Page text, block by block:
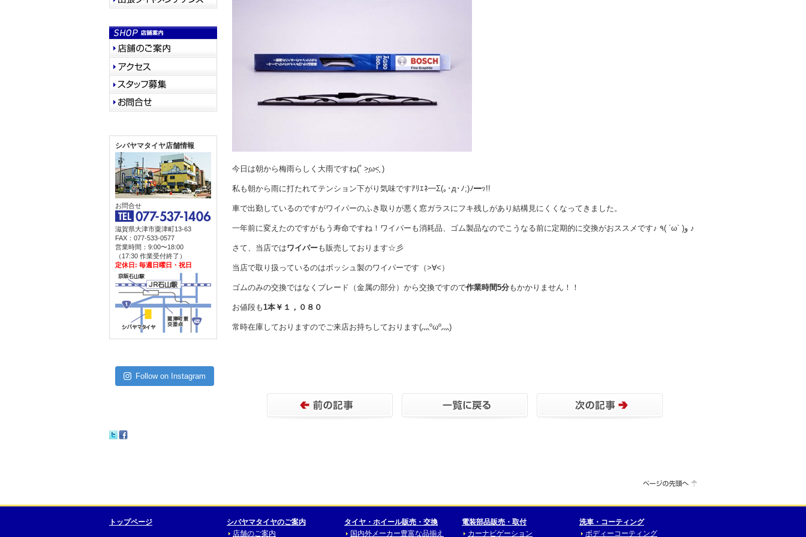
今日は朝から梅雨らしく大雨ですね(˚ ˃̣̣̥ω˂̣̣̥ )
私も朝から雨に打たれてテンション下がり気味ですｱﾘｴﾈ━Σ(｡･д･ﾉ;)ﾉ━ｯ!!
車で出勤しているのですがワイパーのふき取りが悪く窓ガラスにフキ残しがあり結構見にくくなってきました。
一年前に変えたのですがもう寿命ですね！ワイパーも消耗品、ゴム製品なのでこうなる前に定期的に交換がおススメです♪ ٩( ´ω` )و ♪
さて、当店ではワイパーも販売しております☆彡
当店で取り扱っているのはボッシュ製のワイパーです（>∀<）
ゴムのみの交換ではなくブレード（金属の部分）から交換ですので作業時間5分もかかりません！！
お値段も1本￥１，０８０
常時在庫しておりますのでご来店お持ちしております(灬ºωº灬)
シバヤマタイヤ店舗情報
お問合せ
滋賀県大津市粟津町13-63
FAX：077-533-0577
営業時間：9:00〜18:00
（17:30 作業受付終了）
定休日: 毎週日曜日・祝日
Follow on Instagram
トップページ
シバヤマタイヤのご案内
店舗のご案内
タイヤ・ホイール販売・交換
国内外メーカー豊富な品揃え
電装部品販売・取付
カーナビゲーション
洗車・コーティング
ボディーコーティング